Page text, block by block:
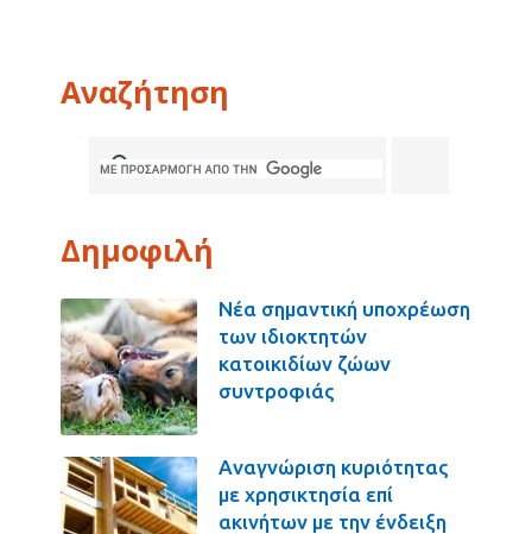
Αναζήτηση
Δημοφιλή
Νέα σημαντική υποχρέωση
των ιδιοκτητών
κατοικιδίων ζώων
συντροφιάς
Αναγνώριση κυριότητας
με χρησικτησία επί
ακινήτων με την ένδειξη